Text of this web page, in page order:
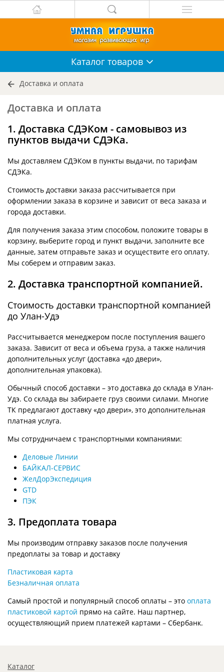
Каталог товаров
Доставка и оплата
Доставка и оплата
1. Доставка СДЭКом - самовывоз из
пунктов выдачи СДЭКа.
Мы доставляем СДЭКом в пункты выдачи, по тарифам
СДЭКа.
Стоимость доставки заказа рассчитывается при
оформлении заказа в корзине и зависит от веса заказа и
города доставки.
Для получения заказа этим способом, положите товары в
корзину, выберите город и пункт выдачи, заполните все
данные, затем отправьте заказ и осуществите его оплату.
Мы соберем и отправим заказ.
2. Доставка транспортной компанией.
Стоимость доставки транспортной компанией
до Улан-Удэ
Рассчитывается менеджером после поступления вашего
заказа. Зависит от веса и объема груза, а также наличия
дополнительных услуг (доставка «до двери»,
дополнительная упаковка).
Обычный способ доставки – это доставка до склада в Улан-
Удэ. Со склада вы забираете груз своими силами. Многие
ТК предлагают доставку «до двери», это дополнительная
платная услуга.
Мы сотрудничаем с транспортными компаниями:
Деловые Линии
БАЙКАЛ-СЕРВИС
ЖелДорЭкспедиция
GTD
ПЭК
3. Предоплата товара
Мы производим отправку заказов после получения
предоплаты за товар и доставку
Пластиковая карта
Безналичная оплата
Самый простой и популярный способ оплаты – это оплата
пластиковой картой прямо на сайте. Наш партнер,
осуществляющий прием платежей картами – Сбербанк.
Каталог